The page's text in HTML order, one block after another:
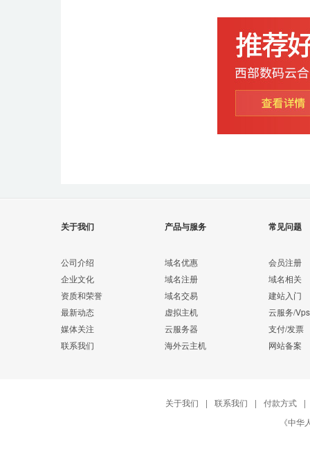
关于我们
公司介绍
企业文化
资质和荣誉
最新动态
媒体关注
联系我们
产品与服务
域名优惠
域名注册
域名交易
虚拟主机
云服务器
海外云主机
常见问题
会员注册
域名相关
建站入门
云服务/Vps
支付/发票
网站备案
关于我们 | 联系我们 | 付款方式
|
《中